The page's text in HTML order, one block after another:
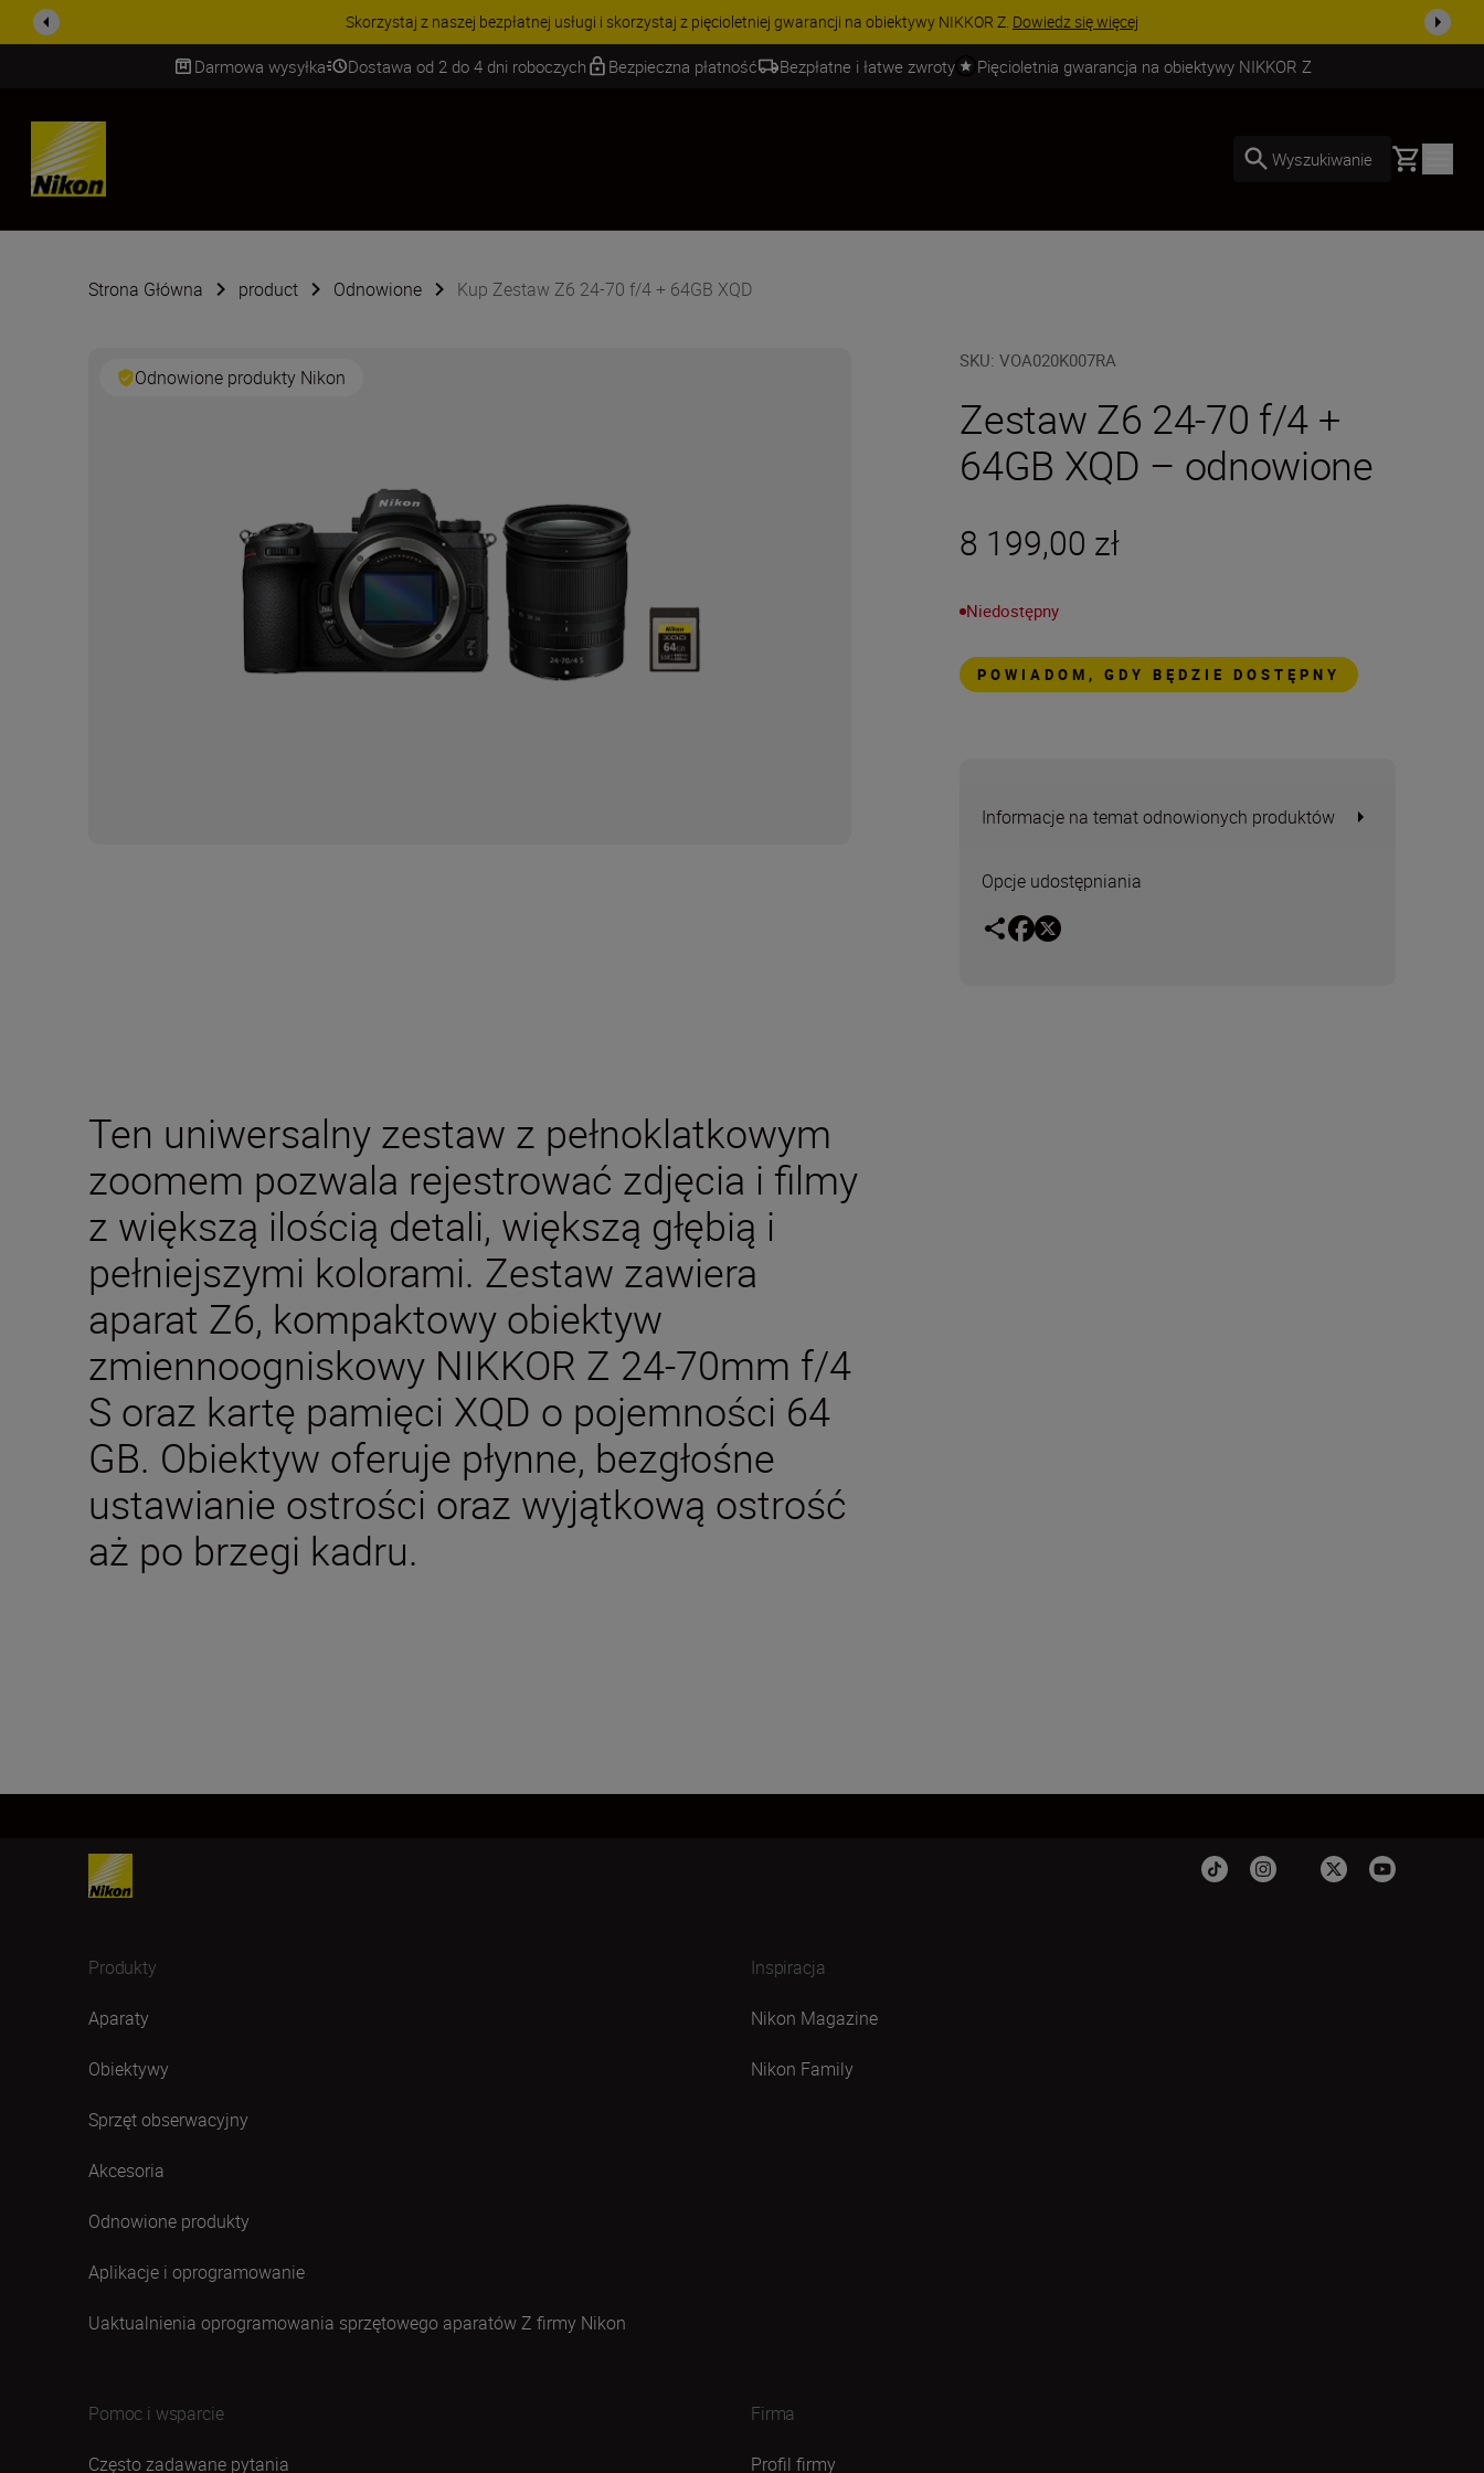
PROMOCJA NA AKCESORIA | Oszczędź 15% na wybranych akcesoriach i skompletuj swój zestaw już dzisiaj!KUP TERAZ
Darmowa wysyłka Dostawa od 2 do 4 dni roboczych Bezpieczna płatność Bezpłatne i łatwe zwroty Pięcioletnia gwarancja na obiektywy NIKKOR Z
SKIP
Wyszukiwanie Basket
Strona Główna product Odnowione Kup Zestaw Z6 24-70 f/4 + 64GB XQD
Odnowione produkty Nikon
SKU:VOA020K007RA
Zestaw Z6 24-70 f/4 +
64GB XQD – odnowione
8 199,00 zł
Niedostępny
POWIADOM, GDY BĘDZIE DOSTĘPNY
Informacje na temat odnowionych produktów
Opcje udostępniania
Ten uniwersalny zestaw z pełnoklatkowym
zoomem pozwala rejestrować zdjęcia i filmy
z większą ilością detali, większą głębią i
pełniejszymi kolorami. Zestaw zawiera
aparat Z6, kompaktowy obiektyw
zmiennoogniskowy NIKKOR Z 24-70mm f/4
S oraz kartę pamięci XQD o pojemności 64
GB. Obiektyw oferuje płynne, bezgłośne
ustawianie ostrości oraz wyjątkową ostrość
aż po brzegi kadru.
Produkty
Aparaty
Obiektywy
Sprzęt obserwacyjny
Akcesoria
Odnowione produkty
Aplikacje i oprogramowanie
Uaktualnienia oprogramowania sprzętowego aparatów Z firmy Nikon
Inspiracja
Nikon Magazine
Nikon Family
Pomoc i wsparcie
Często zadawane pytania
Firma
Profil firmy